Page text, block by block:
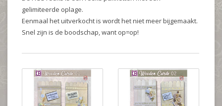
gelimiteerde oplage.
Eenmaal het uitverkocht is wordt het niet meer bijgemaakt.
Snel zijn is de boodschap, want op=op!